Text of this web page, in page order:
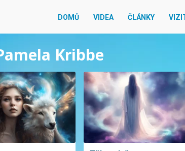
DOMŮ VIDEA ČLÁNKY
Kribbe